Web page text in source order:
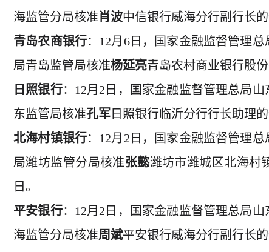
海监管分局核准肖波中信银行威海分行副行长
青岛农商银行：12月6日，国家金融监督管理
局青岛监管局核准杨延亮青岛农村商业银行股
日照银行：12月2日，国家金融监督管理总局
东监管局核准孔军 日照银行临沂分行行长助理
北海村镇银行：12月2日，国家金融监督管理
局潍坊监管分局核准张懿潍坊市潍城区北海村
日。
平安银行：12月2日，国家金融监督管理总局
海监管分局核准周斌平安银行威海分行副行长